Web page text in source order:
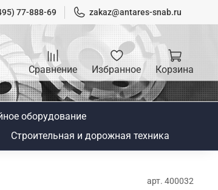
77-888-69 zakaz@antares-snab.ru
Сравнение Избранное Корзина
оборудование
Строительная и дорожная техника
арт. 400032